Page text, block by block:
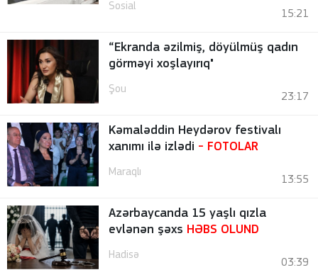
Sosial
15:21
“Ekranda əzilmiş, döyülmüş qadın
görməyi xoşlayırıq"
Şou
23:17
Kəmaləddin Heydərov festivalı
xanımı ilə izlədi - FOTOLAR
Maraqlı
13:55
Azərbaycanda 15 yaşlı qızla
evlənən şəxs HƏBS OLUND
Hadisə
03:39